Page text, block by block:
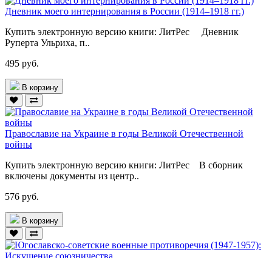
Дневник моего интернирования в России (1914–1918 гг.)
Купить электронную версию книги: ЛитРес Дневник
Руперта Ульриха, п..
495 руб.
В корзину
Православие на Украине в годы Великой Отечественной
войны
Купить электронную версию книги: ЛитРес В сборник
включены документы из центр..
576 руб.
В корзину